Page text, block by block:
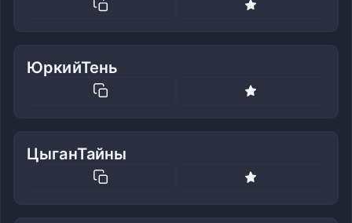
ЮркийТень
ЦыганТайны